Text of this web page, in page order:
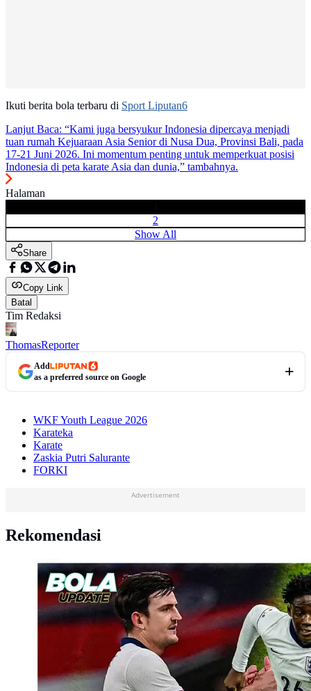
Ikuti berita bola terbaru di Sport Liputan6
Lanjut Baca: “Kami juga bersyukur Indonesia dipercaya menjadi
tuan rumah Kejuaraan Asia Senior di Nusa Dua, Provinsi Bali, pada
17-21 Juni 2026. Ini momentum penting untuk memperkuat posisi
Indonesia di peta karate Asia dan dunia,” tambahnya.
Halaman
2
Show All
Share
Copy Link
Batal
Tim Redaksi
ThomasReporter
Add
as a preferred source on Google
WKF Youth League 2026
Karateka
Karate
Zaskia Putri Salurante
FORKI
Advertisement
Rekomendasi